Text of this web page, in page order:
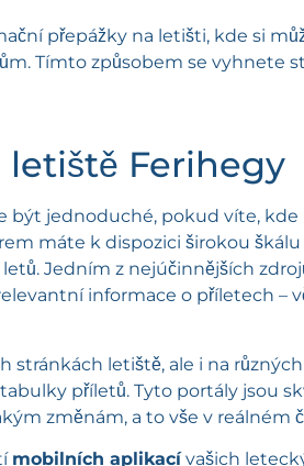
přepážky na letišti, kde si
Tímto způsobem se vyhnete
Ferihegy
být jednoduché, pokud víte, kde
máte k dispozici širokou škálu
Jedním z nejúčinnějších
informace o příletech –
stránkách letiště, ale i na
příletů. Tyto portály jsou
změnám, a to vše v reálném
mobilních aplikacívašich